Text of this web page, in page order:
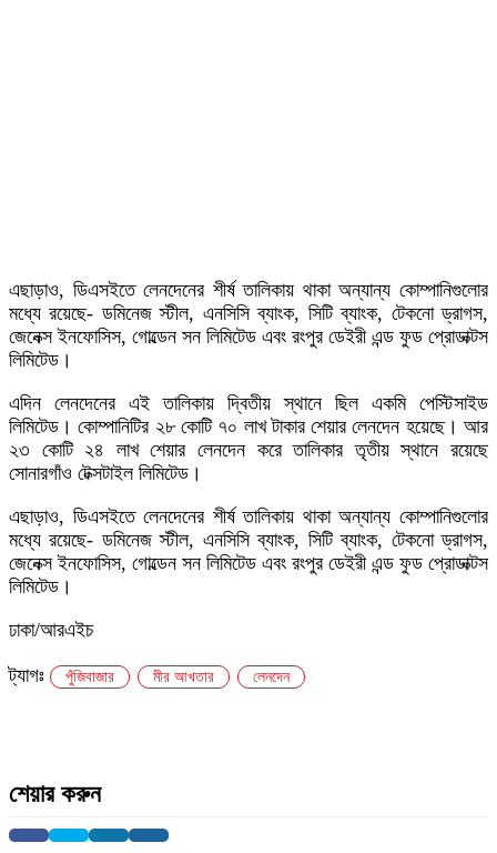
এছাড়াও, ডিএসইতে লেনদেনের শীর্ষ তালিকায় থাকা অন্যান্য কোম্পানিগুলোর
মধ্যে রয়েছে- ডমিনেজ স্টীল, এনসিসি ব্যাংক, সিটি ব্যাংক, টেকনো ড্রাগস,
জেনেক্স ইনফোসিস, গোল্ডেন সন লিমিটেড এবং রংপুর ডেইরী এন্ড ফুড প্রোডাক্টস
লিমিটেড।
এদিন লেনদেনের এই তালিকায় দ্বিতীয় স্থানে ছিল একমি পেস্টিসাইড
লিমিটেড। কোম্পানিটির ২৮ কোটি ৭০ লাখ টাকার শেয়ার লেনদেন হয়েছে। আর
২৩ কোটি ২৪ লাখ শেয়ার লেনদেন করে তালিকার তৃতীয় স্থানে রয়েছে
সোনারগাঁও টেক্সটাইল লিমিটেড।
এছাড়াও, ডিএসইতে লেনদেনের শীর্ষ তালিকায় থাকা অন্যান্য কোম্পানিগুলোর
মধ্যে রয়েছে- ডমিনেজ স্টীল, এনসিসি ব্যাংক, সিটি ব্যাংক, টেকনো ড্রাগস,
জেনেক্স ইনফোসিস, গোল্ডেন সন লিমিটেড এবং রংপুর ডেইরী এন্ড ফুড প্রোডাক্টস
লিমিটেড।
ঢাকা/আরএইচ
ট্যাগঃ পুঁজিবাজার মীর আখতার লেনদেন
শেয়ার করুন